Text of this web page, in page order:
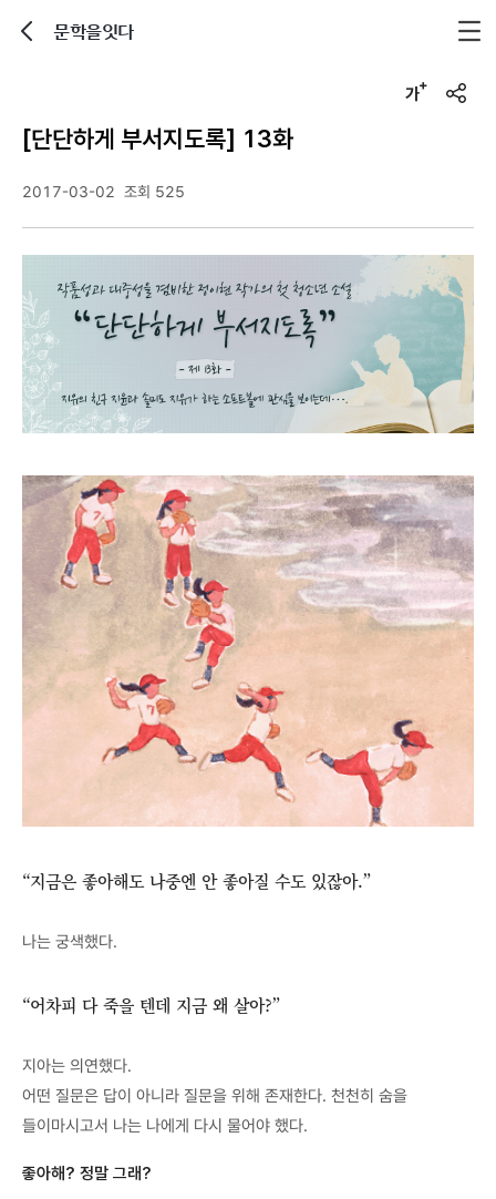
문학을잇다
u
[단단하게 부서지도록] 13화
2017-03-02 조회 525
“지금은 좋아해도 나중엔 안 좋아질 수도 있잖아.”
나는 궁색했다.
“어차피 다 죽을 텐데 지금 왜 살아?”
지아는 의연했다.
어떤 질문은 답이 아니라 질문을 위해 존재한다. 천천히 숨을
들이마시고서 나는 나에게 다시 물어야 했다.
좋아해? 정말 그래?